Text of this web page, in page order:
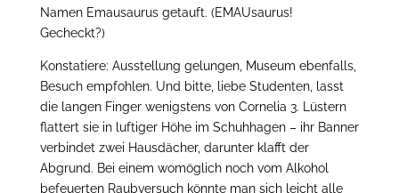
Namen Emausaurus getauft. (EMAUsaurus!
Gecheckt?)
Konstatiere: Ausstellung gelungen, Museum ebenfalls,
Besuch empfohlen. Und bitte, liebe Studenten, lasst
die langen Finger wenigstens von Cornelia 3. Lüstern
flattert sie in luftiger Höhe im Schuhhagen – ihr Banner
verbindet zwei Hausdächer, darunter klafft der
Abgrund. Bei einem womöglich noch vom Alkohol
befeuerten Raubversuch könnte man sich leicht alle